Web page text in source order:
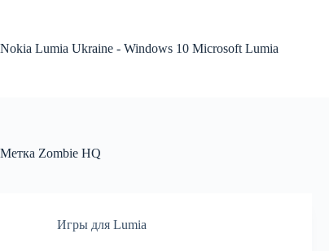
Nokia Lumia Ukraine - Windows 10 Microsoft Lumia
Метка Zombie HQ
Игры для Lumia